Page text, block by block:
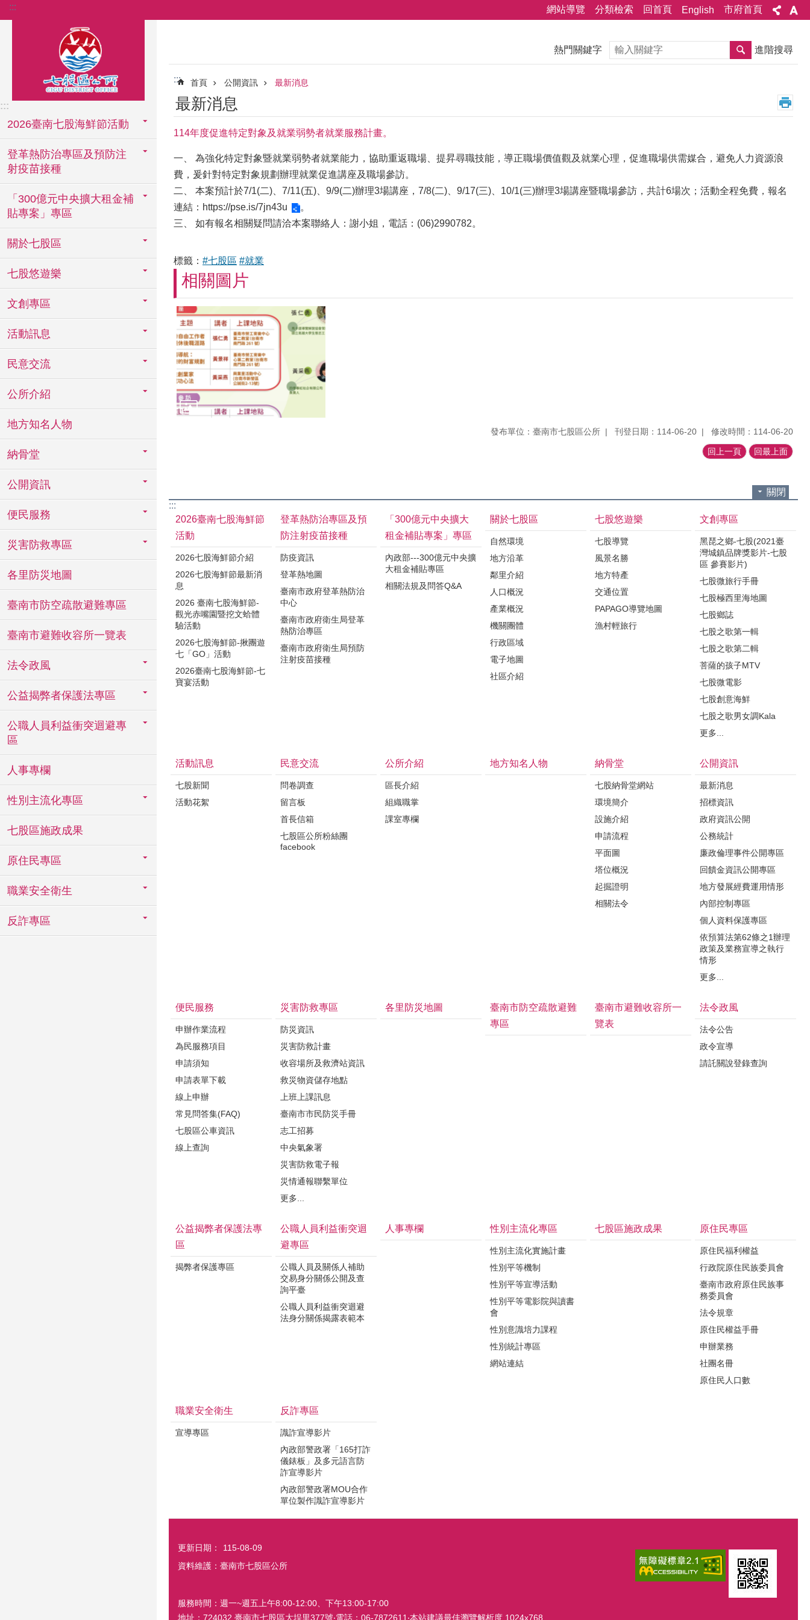
跳到主要內容區塊
::: 網站導覽 分類檢索 回首頁 English 市府首頁
:::
2026臺南七股海鮮節活動
登革熱防治專區及預防注
射疫苗接種
「300億元中央擴大租金補
貼專案」專區
關於七股區
七股悠遊樂
文創專區
活動訊息
民意交流
公所介紹
地方知名人物
納骨堂
公開資訊
便民服務
災害防救專區
各里防災地圖
臺南市防空疏散避難專區
臺南市避難收容所一覽表
法令政風
公益揭弊者保護法專區
公職人員利益衝突迴避專
區
人事專欄
性別主流化專區
七股區施政成果
原住民專區
職業安全衛生
反詐專區
熱門關鍵字 搜尋 進階搜尋
::: 首頁 公開資訊 最新消息
最新消息
114年度促進特定對象及就業弱勢者就業服務計畫。
一、 為強化特定對象暨就業弱勢者就業能力，協助重返職場、提昇尋職技能，導正職場價值觀及就業心理，促進職場供需媒合，避免人力資源浪
費，爰針對特定對象規劃辦理就業促進講座及職場參訪。
二、 本案預計於7/1(二)、7/11(五)、9/9(二)辦理3場講座，7/8(二)、9/17(三)、10/1(三)辦理3場講座暨職場參訪，共計6場次；活動全程免費，報名
連結： https://pse.is/7jn43u
。
三、 如有報名相關疑問請洽本案聯絡人：謝小姐，電話：(06)2990782。
標籤： #七股區 #就業
相關圖片
發布單位：臺南市七股區公所 刊登日期：114-06-20 修改時間：114-06-20
回上一頁 回最上面
關閉
:::
2026臺南七股海鮮節
活動
2026七股海鮮節介紹
2026七股海鮮節最新消
息
2026 臺南七股海鮮節-
觀光赤嘴園暨挖文蛤體
驗活動
2026七股海鮮節-揪團遊
七「GO」活動
2026臺南七股海鮮節-七
寶宴活動
登革熱防治專區及預
防注射疫苗接種
防疫資訊
登革熱地圖
臺南市政府登革熱防治
中心
臺南市政府衛生局登革
熱防治專區
臺南市政府衛生局預防
注射疫苗接種
「300億元中央擴大
租金補貼專案」專區
內政部---300億元中央擴
大租金補貼專區
相關法規及問答Q&A
關於七股區
自然環境
地方沿革
鄰里介紹
人口概況
產業概況
機關團體
行政區域
電子地圖
社區介紹
七股悠遊樂
七股導覽
風景名勝
地方特產
交通位置
PAPAGO導覽地圖
漁村輕旅行
文創專區
黑琵之鄉-七股(2021臺
灣城鎮品牌獎影片-七股
區 參賽影片)
七股微旅行手冊
七股極西里海地圖
七股鄉誌
七股之歌第一輯
七股之歌第二輯
菩薩的孩子MTV
七股微電影
七股創意海鮮
七股之歌男女調Kala
更多...
活動訊息
七股新聞
活動花絮
民意交流
問卷調查
留言板
首長信箱
七股區公所粉絲團
facebook
公所介紹
區長介紹
組織職掌
課室專欄
地方知名人物 納骨堂
七股納骨堂網站
環境簡介
設施介紹
申請流程
平面圖
塔位概況
起掘證明
相關法令
公開資訊
最新消息
招標資訊
政府資訊公開
公務統計
廉政倫理事件公開專區
回饋金資訊公開專區
地方發展經費運用情形
內部控制專區
個人資料保護專區
依預算法第62條之1辦理
政策及業務宣導之執行
情形
更多...
便民服務
申辦作業流程
為民服務項目
申請須知
申請表單下載
線上申辦
常見問答集(FAQ)
七股區公車資訊
線上查詢
災害防救專區
防災資訊
災害防救計畫
收容場所及救濟站資訊
救災物資儲存地點
上班上課訊息
臺南市市民防災手冊
志工招募
中央氣象署
災害防救電子報
災情通報聯繫單位
更多...
各里防災地圖
臺南市防空疏散避難
專區
臺南市避難收容所一
覽表
法令政風
法令公告
政令宣導
請託關說登錄查詢
公益揭弊者保護法專
區
揭弊者保護專區
公職人員利益衝突迴
避專區
公職人員及關係人補助
交易身分關係公開及查
詢平臺
公職人員利益衝突迴避
法身分關係揭露表範本
人事專欄 性別主流化專區
性別主流化實施計畫
性別平等機制
性別平等宣導活動
性別平等電影院與讀書
會
性別意識培力課程
性別統計專區
網站連結
七股區施政成果 原住民專區
原住民福利權益
行政院原住民族委員會
臺南市政府原住民族事
務委員會
法令規章
原住民權益手冊
申辦業務
社團名冊
原住民人口數
職業安全衛生
宣導專區
反詐專區
識詐宣導影片
內政部警政署「165打詐
儀錶板」及多元語言防
詐宣導影片
內政部警政署MOU合作
單位製作識詐宣導影片
更新日期：
115-08-09
資料維護：臺南市七股區公所
服務時間：週一~週五上午8:00-12:00、下午13:00-17:00
地址：724032 臺南市七股區大埕里377號‧電話：06-7872611‧本站建議最佳瀏覽解析度 1024x768